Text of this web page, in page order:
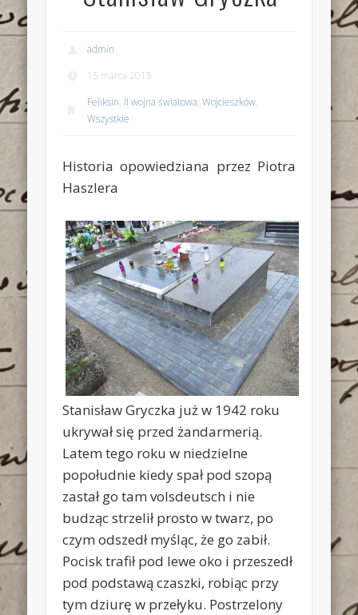
admin
15 marca 2015
Feliksin, II wojna światowa,Wojcieszków,
Wszystkie
Historia opowiedziana przez Piotra
Haszlera
Stanisław Gryczka już w 1942 roku
ukrywał się przed żandarmerią.
Latem tego roku w niedzielne
popołudnie kiedy spał pod szopą
zastał go tam volsdeutsch i nie
budząc strzelił prosto w twarz, po
czym odszedł myśląc, że go zabił.
Pocisk trafił pod lewe oko i przeszedł
pod podstawą czaszki, robiąc przy
tym dziurę w przełyku. Postrzelony